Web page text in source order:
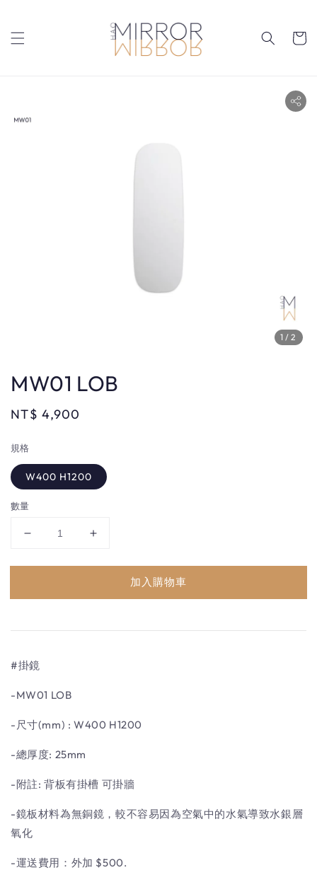
1 /2
MW01 LOB
Regular
NT$ 4,900
規格
W400 H1200
數量
加入購物車
#掛鏡
-MW01 LOB
-尺寸(mm) : W400 H1200
-總厚度: 25mm
-附註: 背板有掛槽 可掛牆
-鏡板材料為無銅鏡，較不容易因為空氣中的水氣導致水銀層
氧化
-運送費用：外加 $500.